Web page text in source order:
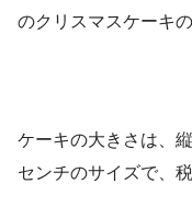
のクリスマスケーキ
ケーキの大きさは、
センチのサイズで、